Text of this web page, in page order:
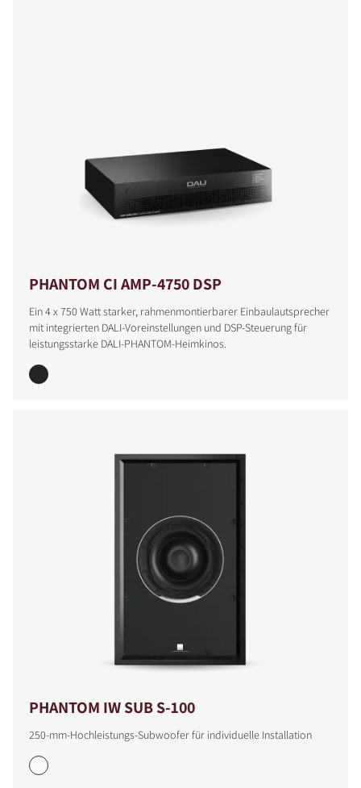
PHANTOM CI AMP-4750 DSP
Ein 4 x 750 Watt starker, rahmenmontierbarer Einbaulautsprecher
mit integrierten DALI-Voreinstellungen und DSP-Steuerung für
leistungsstarke DALI-PHANTOM-Heimkinos.
PHANTOM IW SUB S-100
250-mm-Hochleistungs-Subwoofer für individuelle Installation